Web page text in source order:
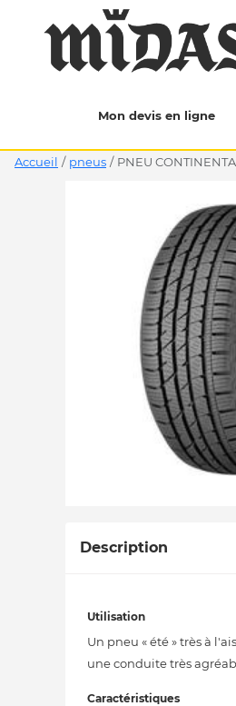
Mon devis en ligne
Accueil / pneus / PNEU
Description
Utilisation
Un pneu « été » très à
une conduite très
Caractéristiques